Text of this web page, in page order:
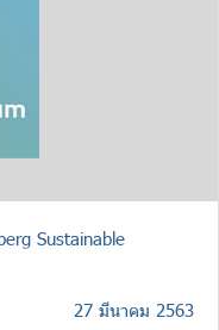
Sustainable
27 มีนาคม 2563